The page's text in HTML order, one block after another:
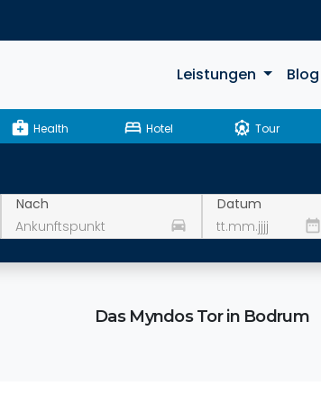
Leistungen Blog
medical_services Health bed Hotel attractions Tour
Nach
drive_eta
Datum
date_range
Das Myndos Tor in Bodrum